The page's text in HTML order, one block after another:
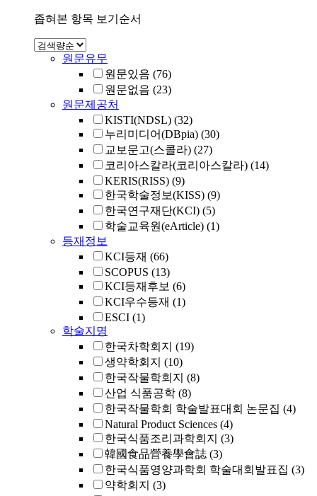
좁혀본 항목 보기순서
원문유무
원문있음 (76)
원문없음 (23)
원문제공처
KISTI(NDSL) (32)
누리미디어(DBpia) (30)
교보문고(스콜라) (27)
코리아스칼라(코리아스칼라) (14)
KERIS(RISS) (9)
한국학술정보(KISS) (9)
한국연구재단(KCI) (5)
학술교육원(eArticle) (1)
등재정보
KCI등재 (66)
SCOPUS (13)
KCI등재후보 (6)
KCI우수등재 (1)
ESCI (1)
학술지명
한국차학회지 (19)
생약학회지 (10)
한국작물학회지 (8)
산업 식품공학 (8)
한국작물학회 학술발표대회 논문집 (4)
Natural Product Sciences (4)
한국식품조리과학회지 (3)
韓國食品營養學會誌 (3)
한국식품영양과학회 학술대회발표집 (3)
약학회지 (3)